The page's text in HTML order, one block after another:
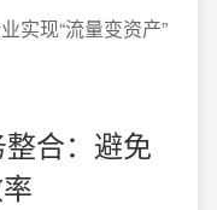
实现“流量变资产”
合：避免